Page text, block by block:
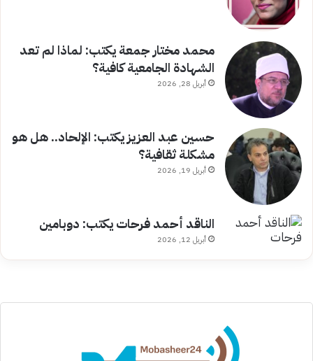
محمد مختار جمعة يكتب: لماذا لم تعد
الشهادة الجامعية كافية؟
أبريل 28, 2026
حسين عبد العزيز يكتب: الإلحاد.. هل هو
مشكلة ثقافية؟
أبريل 19, 2026
الناقد أحمد فرحات يكتب: دوبامين
أبريل 12, 2026